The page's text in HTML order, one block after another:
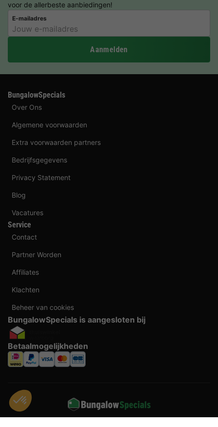
voor de allerbeste aanbiedingen!
E-mailadres
Aanmelden
BungalowSpecials
Over Ons
Algemene voorwaarden
Extra voorwaarden partners
Bedrijfsgegevens
Privacy Statement
Blog
Vacatures
Service
Contact
Partner Worden
Affiliates
Klachten
Beheer van cookies
BungalowSpecials is aangesloten bij
Betaalmogelijkheden